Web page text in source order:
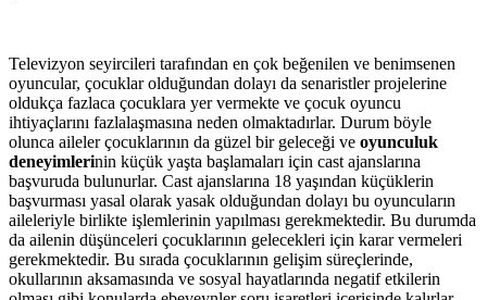
Televizyon seyircileri tarafından en çok beğenilen ve benimsenen
oyuncular, çocuklar olduğundan dolayı da senaristler projelerine
oldukça fazlaca çocuklara yer vermekte ve çocuk oyuncu
ihtiyaçlarını fazlalaşmasına neden olmaktadırlar. Durum böyle
olunca aileler çocuklarının da güzel bir geleceği ve oyunculuk
deneyimlerinin küçük yaşta başlamaları için cast ajanslarına
başvuruda bulunurlar. Cast ajanslarına 18 yaşından küçüklerin
başvurması yasal olarak yasak olduğundan dolayı bu oyuncuların
aileleriyle birlikte işlemlerinin yapılması gerekmektedir. Bu durumda
da ailenin düşünceleri çocuklarının gelecekleri için karar vermeleri
gerekmektedir. Bu sırada çocuklarının gelişim süreçlerinde,
okullarının aksamasında ve sosyal hayatlarında negatif etkilerin